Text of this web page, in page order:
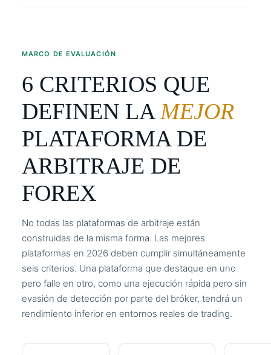
MARCO DE EVALUACIÓN
6 CRITERIOS QUE
DEFINEN LA MEJOR
PLATAFORMA DE
ARBITRAJE DE
FOREX
No todas las plataformas de arbitraje están
construidas de la misma forma. Las mejores
plataformas en 2026 deben cumplir simultáneamente
seis criterios. Una plataforma que destaque en uno
pero falle en otro, como una ejecución rápida pero sin
evasión de detección por parte del bróker, tendrá un
rendimiento inferior en entornos reales de trading.